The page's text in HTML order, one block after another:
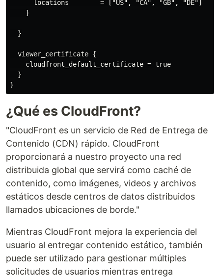
      locations        = ["US", "CA", "GB", "DE"]
    }
  }
  viewer_certificate {
    cloudfront_default_certificate = true
  }
¿Qué es CloudFront?
"CloudFront es un servicio de Red de Entrega de
Contenido (CDN) rápido. CloudFront
proporcionará a nuestro proyecto una red
distribuida global que servirá como caché de
contenido, como imágenes, videos y archivos
estáticos desde centros de datos distribuidos
llamados ubicaciones de borde."
Mientras CloudFront mejora la experiencia del
usuario al entregar contenido estático, también
puede ser utilizado para gestionar múltiples
solicitudes de usuarios mientras entrega